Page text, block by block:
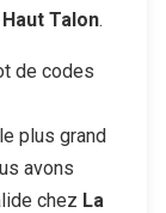
Talon.
de codes
plus grand
avons
chez La